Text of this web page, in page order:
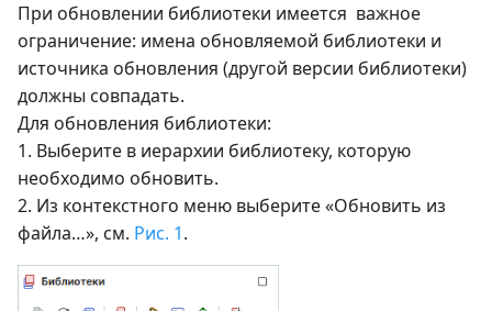
При обновлении библиотеки имеется важное
ограничение: имена обновляемой библиотеки и
источника обновления (другой версии библиотеки)
должны совпадать.
Для обновления библиотеки:
1. Выберите в иерархии библиотеку, которую
необходимо обновить.
2. Из контекстного меню выберите «Обновить из
файла…», см. Рис. 1.